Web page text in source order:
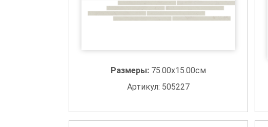
Размеры: 75.00x15.00см
Артикул: 505227